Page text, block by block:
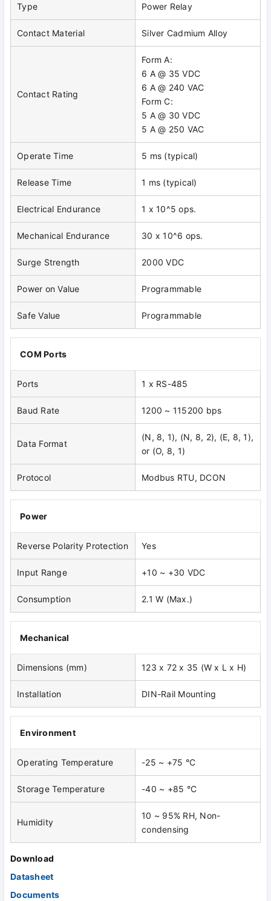
Type Power Relay
Contact Material Silver Cadmium Alloy
Contact Rating
Form A:
6 A @ 35 VDC
6 A @ 240 VAC
Form C:
5 A @ 30 VDC
5 A @ 250 VAC
Operate Time 5 ms (typical)
Release Time 1 ms (typical)
Electrical Endurance 1 x 10^5 ops.
Mechanical Endurance 30 x 10^6 ops.
Surge Strength 2000 VDC
Power on Value Programmable
Safe Value Programmable
COM Ports
Ports 1 x RS-485
Baud Rate 1200 ~ 115200 bps
Data Format
(N, 8, 1), (N, 8, 2), (E, 8, 1),
or (O, 8, 1)
Protocol Modbus RTU, DCON
Power
Reverse Polarity Protection Yes
Input Range +10 ~ +30 VDC
Consumption 2.1 W (Max.)
Mechanical
Dimensions (mm) 123 x 72 x 35 (W x L x H)
Installation DIN-Rail Mounting
Environment
Operating Temperature -25 ~ +75 °C
Storage Temperature -40 ~ +85 °C
Humidity
10 ~ 95% RH, Non-
condensing
Download
Datasheet
Documents